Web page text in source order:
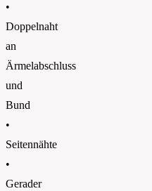
•
Doppelnaht
an
Ärmelabschluss
und
Bund
•
Seitennähte
•
Gerader